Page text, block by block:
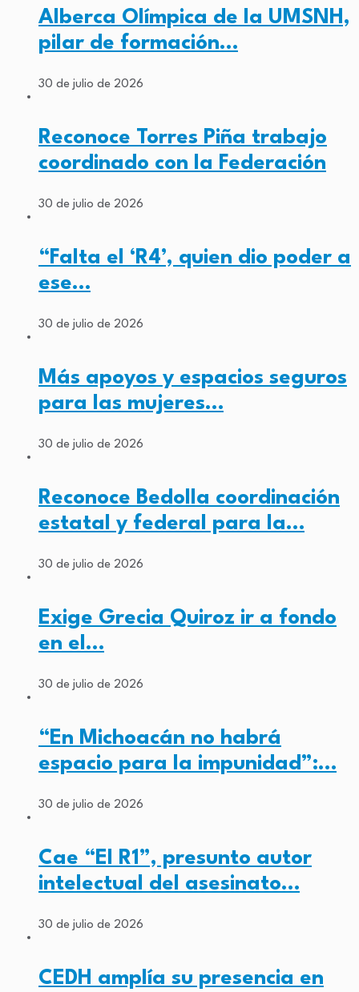
Alberca Olímpica de la UMSNH,
pilar de formación…
30 de julio de 2026
Reconoce Torres Piña trabajo
coordinado con la Federación
30 de julio de 2026
“Falta el ‘R4’, quien dio poder a
ese…
30 de julio de 2026
Más apoyos y espacios seguros
para las mujeres…
30 de julio de 2026
Reconoce Bedolla coordinación
estatal y federal para la…
30 de julio de 2026
Exige Grecia Quiroz ir a fondo
en el…
30 de julio de 2026
“En Michoacán no habrá
espacio para la impunidad”:…
30 de julio de 2026
Cae “El R1”, presunto autor
intelectual del asesinato…
30 de julio de 2026
CEDH amplía su presencia en